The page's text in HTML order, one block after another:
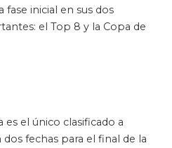
fase inicial en sus dos
el Top 8 y la Copa de
es el único clasificado a
fechas para el final de la